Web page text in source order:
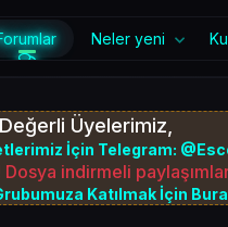
Neler yeni
Değerli Üyelerimiz,
İçin Telegram:
indirmeli
Katılmak İçin